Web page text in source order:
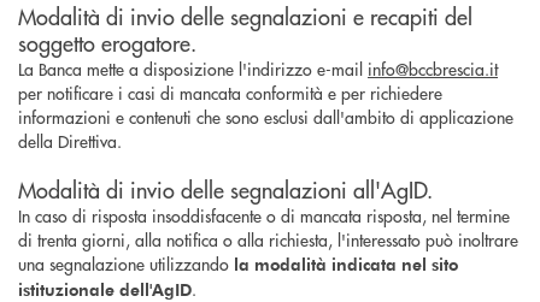
Modalità di invio delle segnalazioni e recapiti del
soggetto erogatore.
La Banca mette a disposizione l'indirizzo e-mail info@bccbrescia.it
per notificare i casi di mancata conformità e per richiedere
informazioni e contenuti che sono esclusi dall'ambito di applicazione
della Direttiva.
Modalità di invio delle segnalazioni all'AgID.
In caso di risposta insoddisfacente o di mancata risposta, nel termine
di trenta giorni, alla notifica o alla richiesta, l'interessato può inoltrare
una segnalazione utilizzando la modalità indicata nel sito
istituzionale dell'AgID.